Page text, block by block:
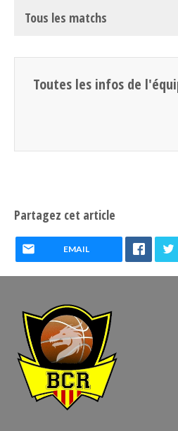
Tous les matchs
Toutes les infos de
Partagez cet article
EMAIL